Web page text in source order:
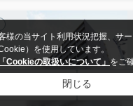
様の当サイト利用状況把握、サ
）を使用しています。
「Cookieの取扱いについて」 をご
閉じる